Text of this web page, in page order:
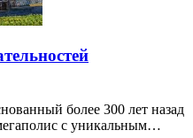
более 300 лет назад
с уникальным…